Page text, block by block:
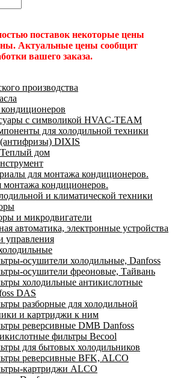
поставок некоторые цены
Актуальные цены сообщит
вашего заказа.
производства
с символикой HVAC-TEAM
для холодильной техники
DIXIS
дом
для монтажа кондиционеров.
монтажа кондиционеров.
и климатической техники
и микродвигатели
автоматика, электронные устройства
управления
осушители холодильные, Danfoss
осушители фреоновые, Тайвань
холодильные антикислотные
DAS
разборные для холодильной
и картриджи к ним
реверсивные DMB Danfoss
фильтры Becool
для бытовых холодильников
реверсивные BFK, ALCO
картриджи ALCO